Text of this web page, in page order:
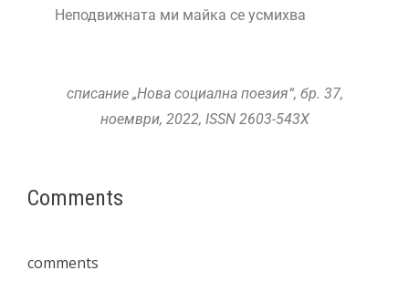
Неподвижната ми майка се усмихва
списание „Нова социална поезия“, бр. 37,
ноември, 2022, ISSN 2603-543X
Comments
comments